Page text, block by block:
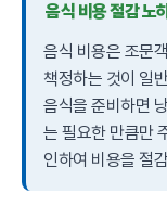
음식 비용 절감 노
음식 비용은 조문
책정하는 것이 일
음식을 준비하면
는 필요한 만큼만
인하여 비용을 절